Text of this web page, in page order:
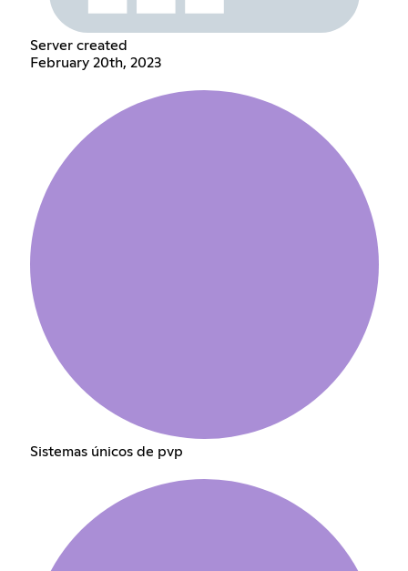
Server created
February 20th, 2023
Sistemas únicos de pvp